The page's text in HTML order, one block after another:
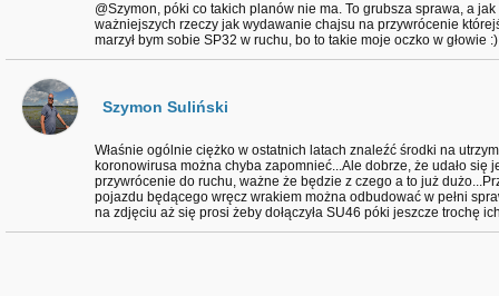
@Szymon, póki co takich planów nie ma. To grubsza sprawa, a
ważniejszych rzeczy jak wydawanie chajsu na przywrócenie
marzył bym sobie SP32 w ruchu, bo to takie moje oczko w głowie :)
Szymon Suliński
Właśnie ogólnie ciężko w ostatnich latach znaleźć środki na
koronowirusa można chyba zapomnieć...Ale dobrze, że udało
przywrócenie do ruchu, ważne że będzie z czego a to już
pojazdu będącego wręcz wrakiem można odbudować w pełni
na zdjęciu aż się prosi żeby dołączyła SU46 póki jeszcze trochę